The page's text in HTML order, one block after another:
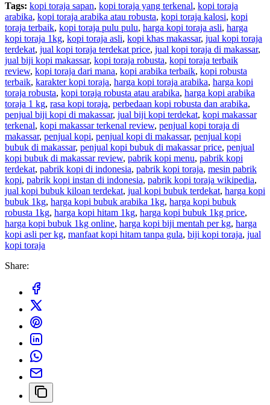
Tags: kopi toraja sapan, kopi toraja yang terkenal, kopi toraja
arabika, kopi toraja arabika atau robusta, kopi toraja kalosi, kopi
toraja terbaik, kopi toraja pulu pulu, harga kopi toraja asli, harga
kopi toraja 1kg, kopi toraja asli, kopi khas makassar, jual kopi toraja
terdekat, jual kopi toraja terdekat price, jual kopi toraja di makassar,
jual biji kopi makassar, kopi toraja robusta, kopi toraja terbaik
review, kopi toraja dari mana, kopi arabika terbaik, kopi robusta
terbaik, karakter kopi toraja, harga kopi toraja arabika, harga kopi
toraja robusta, kopi toraja robusta atau arabika, harga kopi arabika
toraja 1 kg, rasa kopi toraja, perbedaan kopi robusta dan arabika,
penjual biji kopi di makassar, jual biji kopi terdekat, kopi makassar
terkenal, kopi makassar terkenal review, penjual kopi toraja di
makassar, penjual kopi, penjual kopi di makassar, penjual kopi
bubuk di makassar, penjual kopi bubuk di makassar price, penjual
kopi bubuk di makassar review, pabrik kopi menu, pabrik kopi
terdekat, pabrik kopi di indonesia, pabrik kopi toraja, mesin pabrik
kopi, pabrik kopi instan di indonesia, pabrik kopi toraja wikipedia,
jual kopi bubuk kiloan terdekat, jual kopi bubuk terdekat, harga kopi
bubuk 1kg, harga kopi bubuk arabika 1kg, harga kopi bubuk
robusta 1kg, harga kopi hitam 1kg, harga kopi bubuk 1kg price,
harga kopi bubuk 1kg online, harga kopi biji mentah per kg, harga
kopi asli per kg, manfaat kopi hitam tanpa gula, biji kopi toraja, jual
kopi toraja
Share: